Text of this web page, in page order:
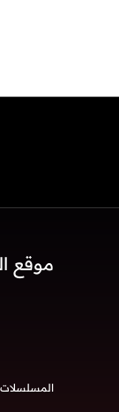
موقع
المسلسلات